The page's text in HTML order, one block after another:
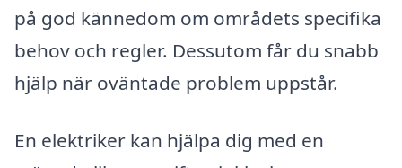
på god kännedom om områdets specifika
behov och regler. Dessutom får du snabb
hjälp när oväntade problem uppstår.
En elektriker kan hjälpa dig med en